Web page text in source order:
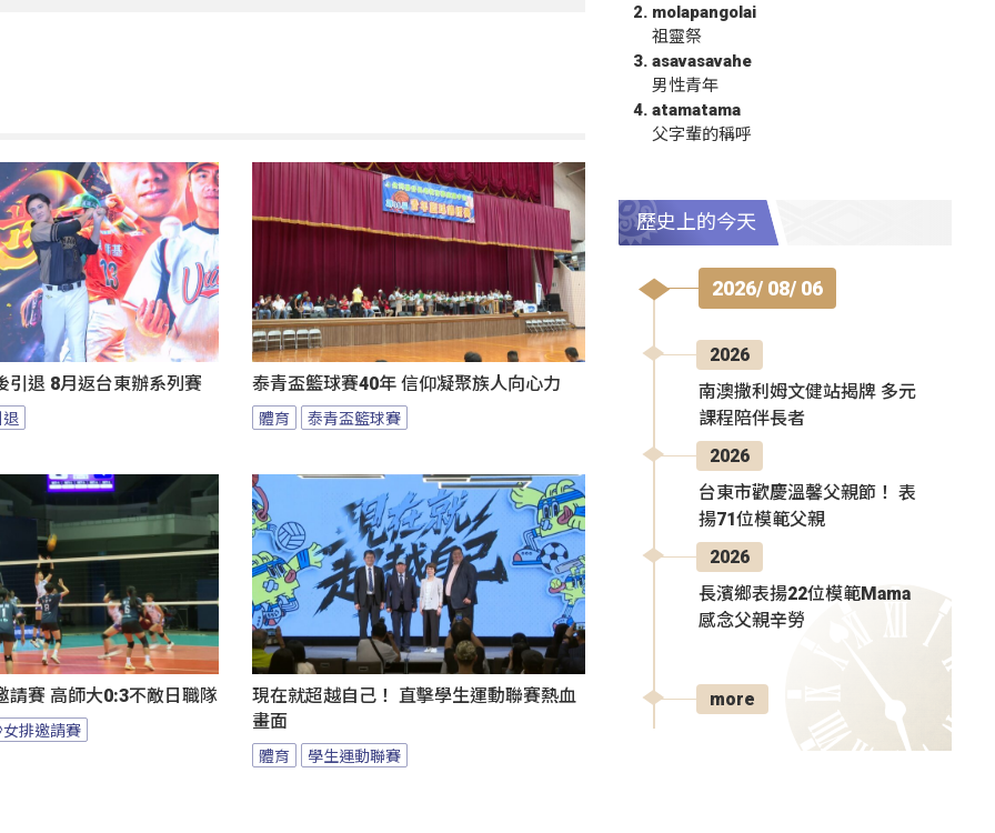
引退 8月返台東辦系列賽 泰青盃籃球賽40年 信仰凝聚族人向心力
體育 泰青盃籃球賽
請賽 高師大0:3不敵日職隊
排邀請賽
現在就超越自己！ 直擊學生運動聯賽熱血
畫面
體育 學生運動聯賽
molapangolai
祖靈祭
asavasavahe
男性青年
atamatama
父字輩的稱呼
歷史上的今天
2026/ 08/ 06
2026
南澳撒利姆文健站揭牌 多元
課程陪伴長者
2026
台東市歡慶溫馨父親節！ 表
揚71位模範父親
2026
長濱鄉表揚22位模範Mama
感念父親辛勞
more